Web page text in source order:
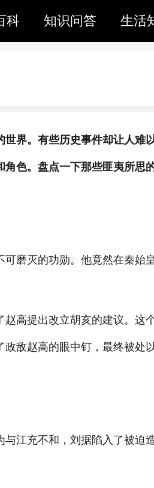
科 知识问答 生活
界。有些历史事件却让人难
色。盘点一下那些匪夷所思
磨灭的功勋。他竟然在秦始
高提出改立胡亥的建议。这
敌赵高的眼中钉，最终被处
江充不和，刘据陷入了被迫